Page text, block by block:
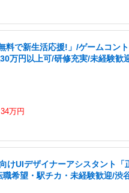
料で新生活応援!」/ゲームコン
万円以上可/研修充実/未経験歓
万円
けUIデザイナーアシスタント「
希望・駅チカ・未経験歓迎/渋